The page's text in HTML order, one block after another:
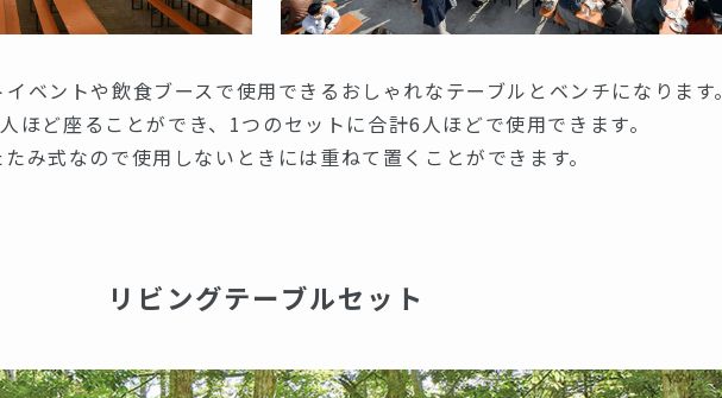
ベントや飲食ブースで使用できるおしゃれなテーブルとベンチになります。
ほど座ることができ、1つのセットに合計6人ほどで使用できます。
み式なので使用しないときには重ねて置くことができます。
リビングテーブルセット